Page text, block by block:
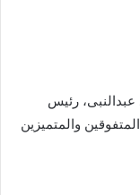
رئيس
والمتميزين